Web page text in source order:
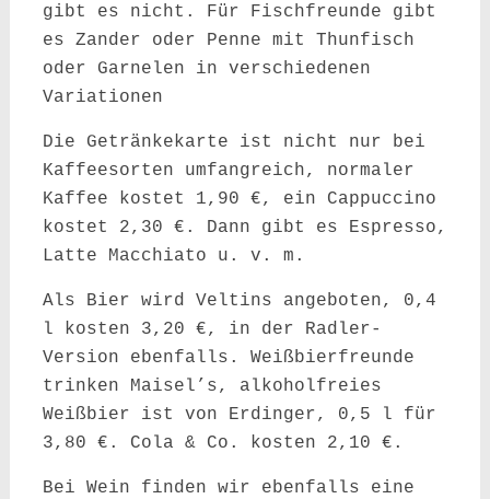
gibt es nicht. Für Fischfreunde gibt
es Zander oder Penne mit Thunfisch
oder Garnelen in verschiedenen
Variationen
Die Getränkekarte ist nicht nur bei
Kaffeesorten umfangreich, normaler
Kaffee kostet 1,90 €, ein Cappuccino
kostet 2,30 €. Dann gibt es Espresso,
Latte Macchiato u. v. m.
Als Bier wird Veltins angeboten, 0,4
l kosten 3,20 €, in der Radler-
Version ebenfalls. Weißbierfreunde
trinken Maisel’s, alkoholfreies
Weißbier ist von Erdinger, 0,5 l für
3,80 €. Cola & Co. kosten 2,10 €.
Bei Wein finden wir ebenfalls eine